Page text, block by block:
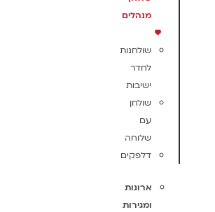
מנהלים
שולחנות
לחדר
ישיבות
שולחן
עם
שלוחה
דלפקים
ארונות
ומגירות